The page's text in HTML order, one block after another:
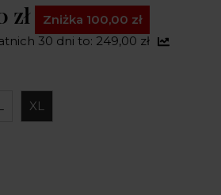
zł
Zniżka 100,00 zł
30 dni to: 249,00 zł
XL